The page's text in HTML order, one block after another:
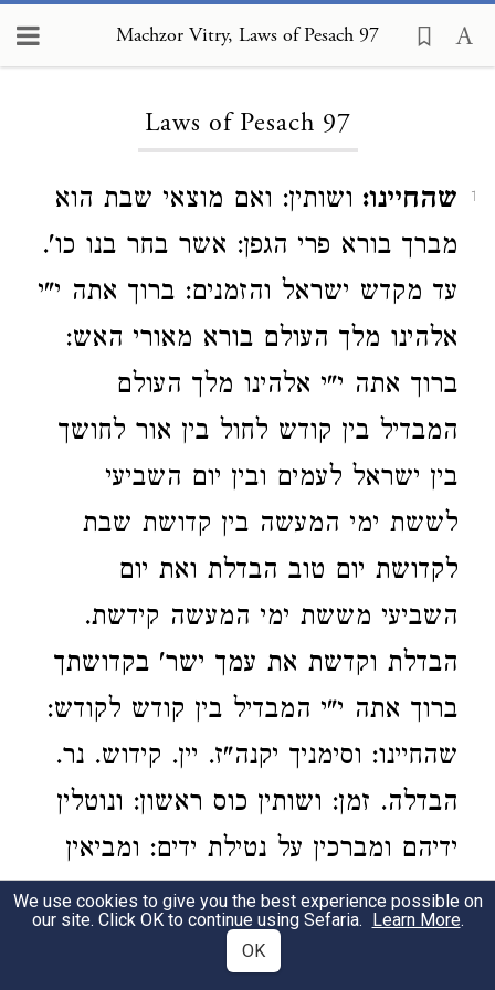
Machzor Vitry, Laws of Pesach 97
Laws of Pesach 97
1 שהחיינו: ושותין: ואם מוצאי שבת הוא
מברך בורא פרי הגפן: אשר בחר בנו כו'.
עד מקדש ישראל והזמנים: ברוך אתה י"י
אלהינו מלך העולם בורא מאורי האש:
ברוך אתה י"י אלהינו מלך העולם
המבדיל בין קודש לחול בין אור לחושך
בין ישראל לעמים ובין יום השביעי
לששת ימי המעשה בין קדושת שבת
לקדושת יום טוב הבדלת ואת יום
השביעי מששת ימי המעשה קידשת.
הבדלת וקדשת את עמך ישר' בקדושתך
ברוך אתה י"י המבדיל בין קודש לקודש:
שהחיינו: וסימניך יקנה"ז. יין. קידוש. נר.
הבדלה. זמן: ושותין כוס ראשון: ונוטלין
ידיהם ומברכין על נטילת ידים: ומביאין
הקערה שבה ירקות ויקח מן הצרפוייל
ומברך בורא פרי האדמה: ויטבול
We use cookies to give you the best experience possible on
our site. Click OK to continue using Sefaria. Learn More.
OK